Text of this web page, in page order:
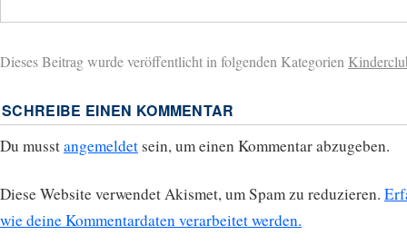
Dieses Beitrag wurde veröffentlicht in folgenden Kategorien
SCHREIBE EINEN KOMMENTAR
Du musstangemeldet sein, um einen Kommentar abzugeben.
Diese Website verwendet Akismet, um Spam zu reduzieren.
wie deine Kommentardaten verarbeitet werden.